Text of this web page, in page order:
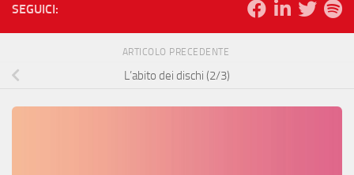
SEGUICI:
ARTICOLO PRECEDENTE
L’abito dei dischi (2/3)